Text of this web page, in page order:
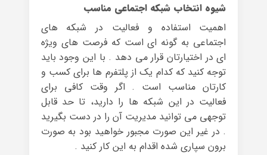
شیوه انتخاب شبکه اجتماعی مناسب
اهمیت استفاده و فعالیت در شبکه های
اجتماعی به گونه ای است که فرصت های ویژه
ای در اختیارتان قرار می دهد . با این وجود باید
توجه کنید که کدام یک از پلتفرم ها برای کسب و
کارتان مناسب است . اگر وقت کافی برای
فعالیت در این شبکه ها را دارید، تا حد قابل
توجهی می توانید مدیریت آن را در دست بگیرید
. در غیر این صورت مجبور خواهید بود به صورت
برون سپاری شده اقدام به این کار کنید .